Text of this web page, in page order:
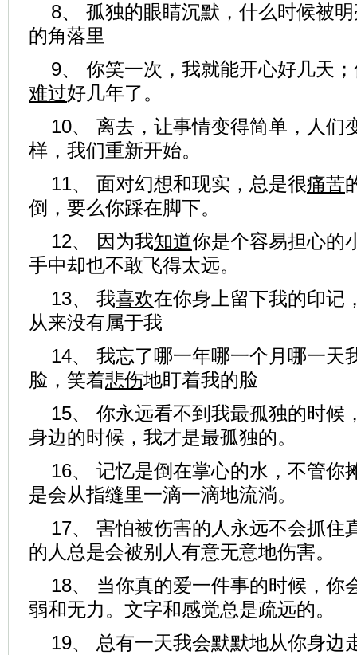
8、 孤独的眼睛沉默，什么时候被
的角落里
9、 你笑一次，我就能开心好几天
难过好几年了。
10、 离去，让事情变得简单，人们
样，我们重新开始。
11、 面对幻想和现实，总是很痛苦
倒，要么你踩在脚下。
12、 因为我知道你是个容易担心的
手中却也不敢飞得太远。
13、 我喜欢在你身上留下我的印记
从来没有属于我
14、 我忘了哪一年哪一个月哪一天
脸，笑着悲伤地盯着我的脸
15、 你永远看不到我最孤独的时候
身边的时候，我才是最孤独的。
16、 记忆是倒在掌心的水，不管你
是会从指缝里一滴一滴地流淌。
17、 害怕被伤害的人永远不会抓住
的人总是会被别人有意无意地伤害。
18、 当你真的爱一件事的时候，你
弱和无力。文字和感觉总是疏远的。
19、 总有一天我会默默地从你身边